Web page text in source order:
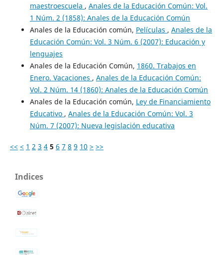
maestroescuela , Anales de la Educación Común: Vol.
1 Núm. 2 (1858): Anales de la Educación Común
Anales de la Educación común, Películas , Anales de la
Educación Común: Vol. 3 Núm. 6 (2007): Educación y
lenguajes
Anales de la Educación Común, 1860. Trabajos en
Enero. Vacaciones , Anales de la Educación Común:
Vol. 2 Núm. 14 (1860): Anales de la Educación Común
Anales de la Educación común, Ley de Financiamiento
Educativo , Anales de la Educación Común: Vol. 3
Núm. 7 (2007): Nueva legislación educativa
<< < 1 2 3 4 5 6 7 8 9 10 > >>
Indices